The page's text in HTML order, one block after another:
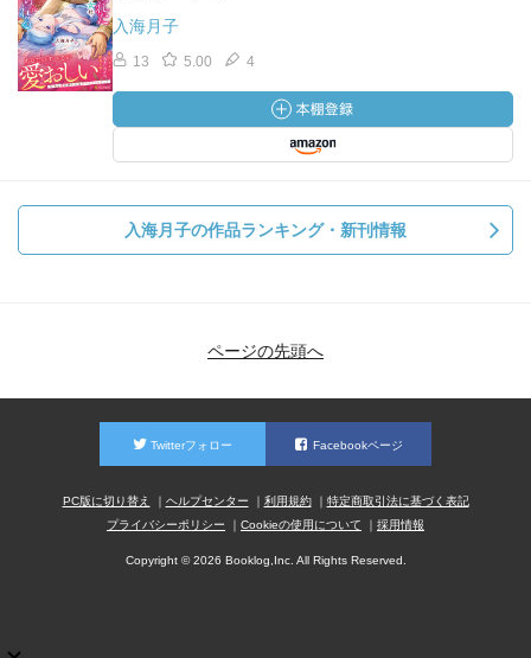
入海月子
13 5.00 4
入海月子の作品ランキング・新刊情報
ページの先頭へ
Twitterフォロー Facebookページ
PC版に切り替え ヘルプセンター 利用規約
特定商取引法に基づく表記
プライバシーポリシー
Cookieの使用について 採用情報
Copyright © 2026 Booklog,Inc. All Rights Reserved.